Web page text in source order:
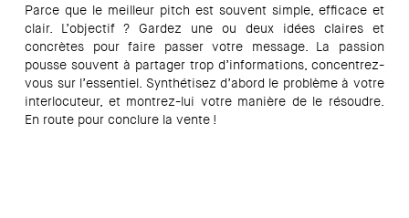
Parce que le meilleur pitch est souvent simple, efficace et
clair. L’objectif ? Gardez une ou deux idées claires et
concrètes pour faire passer votre message. La passion
pousse souvent à partager trop d’informations, concentrez-
vous sur l’essentiel. Synthétisez d’abord le problème à votre
interlocuteur, et montrez-lui votre manière de le résoudre.
En route pour conclure la vente !